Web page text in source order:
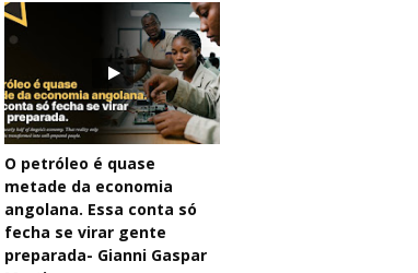
O petróleo é quase
metade da economia
angolana. Essa conta só
fecha se virar gente
preparada- Gianni Gaspar